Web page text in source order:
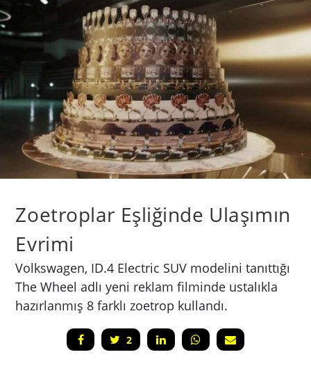
Zoetroplar Eşliğinde Ulaşımın
Evrimi
Volkswagen, ID.4 Electric SUV modelini tanıttığı
The Wheel adlı yeni reklam filminde ustalıkla
hazırlanmış 8 farklı zoetrop kullandı.
2